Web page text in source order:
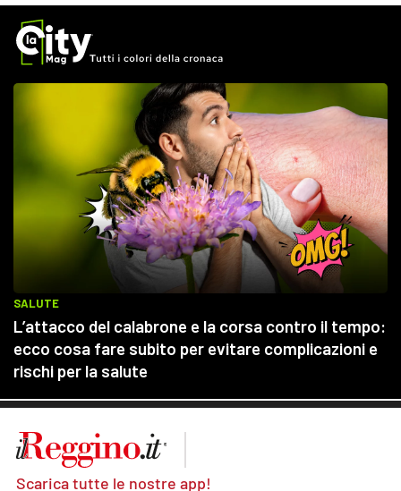
Scarica tutte le nostre app!